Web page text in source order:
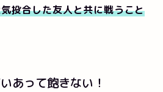
投合した友人と共に戦うこと
あって飽きない！